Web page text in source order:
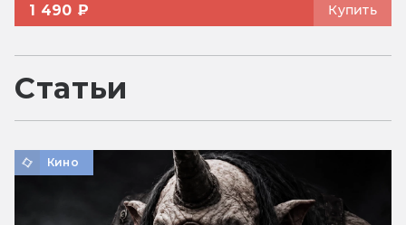
1 490 ₽ Купить
Статьи
Кино